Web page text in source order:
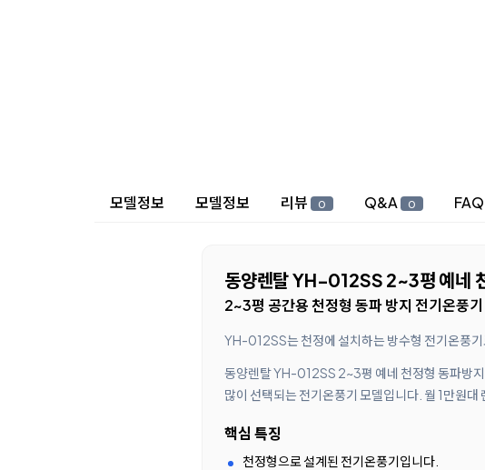
상세 정보
모델정보 모델정보 리뷰 0 Q&A 0 FAQ
동양렌탈 YH-012SS 2~3평 예네
2~3평 공간용 천정형 동파 방지 전기온풍기
YH-012SS는 천정에 설치하는 방수형 전기온풍
동양렌탈 YH-012SS 2~3평 예네 천정형 동파방지
많이 선택되는 전기온풍기 모델입니다. 월 1만원대
핵심 특징
천정형으로 설계된 전기온풍기입니다.